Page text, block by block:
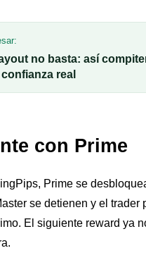
no basta: así
real
con Prime
Prime se
se detienen y el trader
El siguiente reward ya